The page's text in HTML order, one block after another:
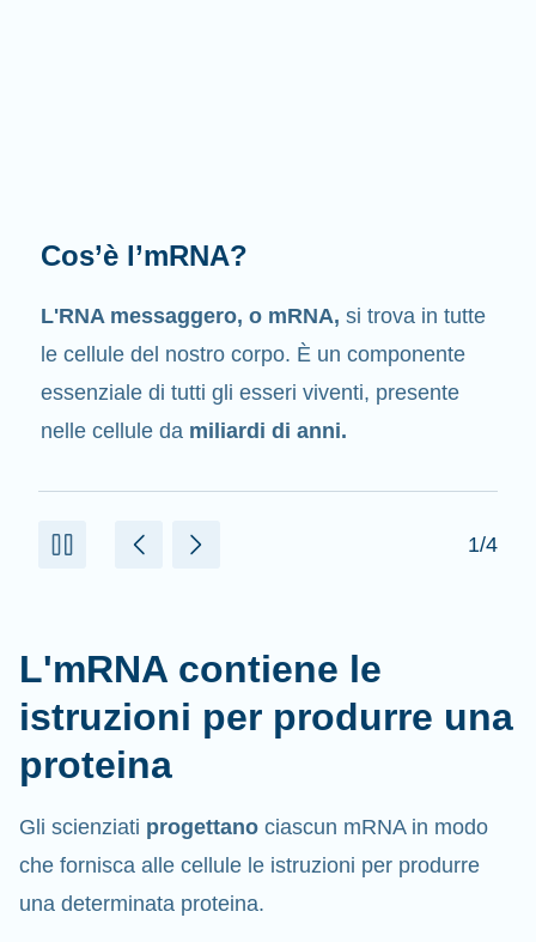
Cosa fa l'mRNA?
Come suggerisce il nome stesso, l’mRNA è un
messaggero. Interagisce con altri componenti
delle cellule, i quali intervengono nella sintesi
delle proteine.
2/4
L'mRNA contiene le
istruzioni per produrre una
proteina
Gli scienziati progettano ciascun mRNA in modo
che fornisca alle cellule le istruzioni per produrre
una determinata proteina.